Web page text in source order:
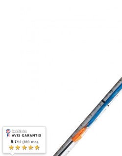
9.7/10 (883 avis)
★★★★★